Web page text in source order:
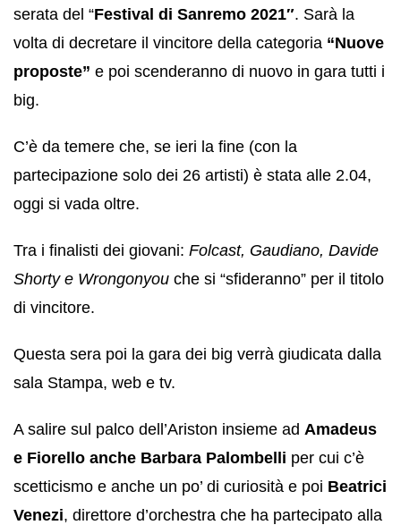
serata del “Festival di Sanremo 2021″. Sarà la
volta di decretare il vincitore della categoria “Nuove
proposte” e poi scenderanno di nuovo in gara tutti i
big.
C’è da temere che, se ieri la fine (con la
partecipazione solo dei 26 artisti) è stata alle 2.04,
oggi si vada oltre.
Tra i finalisti dei giovani: Folcast, Gaudiano, Davide
Shorty e Wrongonyou che si “sfideranno” per il titolo
di vincitore.
Questa sera poi la gara dei big verrà giudicata dalla
sala Stampa, web e tv.
A salire sul palco dell’Ariston insieme ad Amadeus
e Fiorello anche Barbara Palombelli per cui c’è
scetticismo e anche un po’ di curiosità e poi Beatrici
Venezi, direttore d’orchestra che ha partecipato alla